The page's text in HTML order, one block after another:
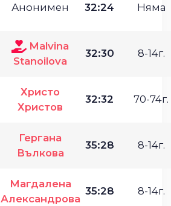
Анонимен 32:24 Няма
Malvina
Stanoilova
32:30 8-14г.
Христо
Христов
32:32 70-74г.
Гергана
Вълкова
35:28 8-14г.
Магдалена
Александрова
35:28 8-14г.